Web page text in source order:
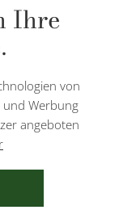
angegeben.
und es gelten die
Ihre
von
und Werbung
angeboten